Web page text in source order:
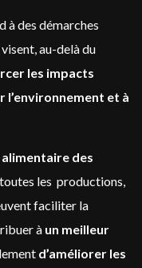
à des démarches
au-delà du
les impacts
et à
des
toutes les productions,
faciliter la
à un meilleur
d’améliorer les